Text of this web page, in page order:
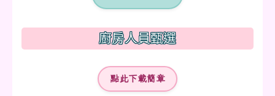
廚房人員甄選
點此下載簡章